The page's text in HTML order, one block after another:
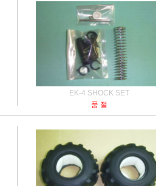
EK-4 SHOCK SET
품 절